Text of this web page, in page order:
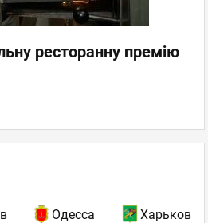
ресторанну премію
Одесса Харьков